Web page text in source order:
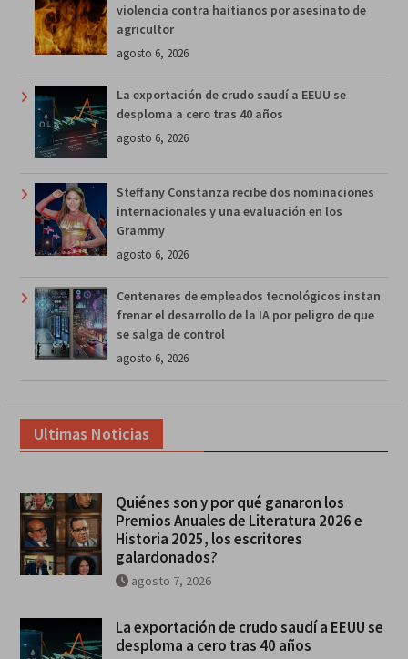
violencia contra haitianos por asesinato de
agricultor
agosto 6, 2026
La exportación de crudo saudí a EEUU se
desploma a cero tras 40 años
agosto 6, 2026
Steffany Constanza recibe dos nominaciones
internacionales y una evaluación en los
Grammy
agosto 6, 2026
Centenares de empleados tecnológicos instan
frenar el desarrollo de la IA por peligro de que
se salga de control
agosto 6, 2026
Ultimas Noticias
Quiénes son y por qué ganaron los
Premios Anuales de Literatura 2026 e
Historia 2025, los escritores
galardonados?
agosto 7, 2026
La exportación de crudo saudí a EEUU se
desploma a cero tras 40 años